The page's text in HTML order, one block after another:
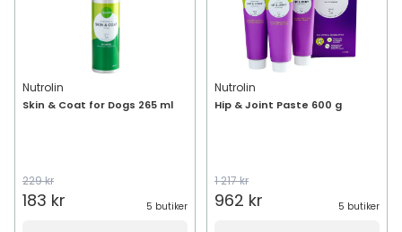
Nutrolin
Skin & Coat for Dogs 265 ml
229 kr
183 kr 5 butiker
Nutrolin
Hip & Joint Paste 600 g
1 217 kr
962 kr 5 butiker